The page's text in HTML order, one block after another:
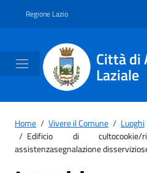
Regione Lazio
Città di
Laziale
Home / Vivere il Comune / Luoghi
/ Edificio di cultocookie/
assistenzasegnalazione